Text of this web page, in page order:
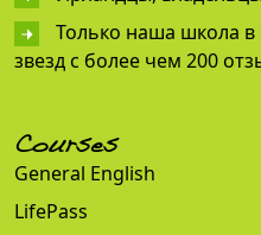
Только наша школа
звезд с более чем 200
Courses
General English
LifePass